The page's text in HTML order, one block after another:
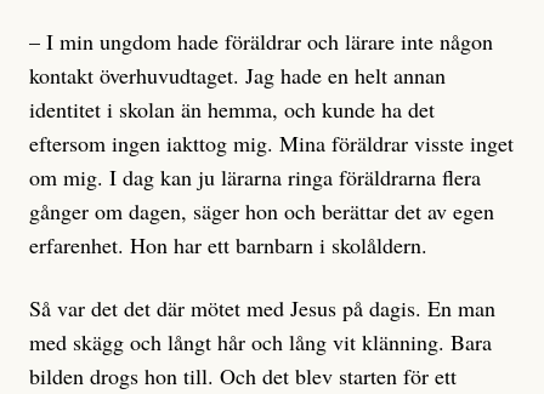
– I min ungdom hade föräldrar och lärare inte någon
kontakt överhuvudtaget. Jag hade en helt annan
identitet i skolan än hemma, och kunde ha det
eftersom ingen iakttog mig. Mina föräldrar visste inget
om mig. I dag kan ju lärarna ringa föräldrarna flera
gånger om dagen, säger hon och berättar det av egen
erfarenhet. Hon har ett barnbarn i skolåldern.
Så var det det där mötet med Jesus på dagis. En man
med skägg och långt hår och lång vit klänning. Bara
bilden drogs hon till. Och det blev starten för ett